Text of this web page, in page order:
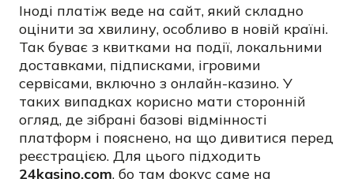
Іноді платіж веде на сайт, який складно
оцінити за хвилину, особливо в новій країні.
Так буває з квитками на події, локальними
доставками, підписками, ігровими
сервісами, включно з онлайн-казино. У
таких випадках корисно мати сторонній
огляд, де зібрані базові відмінності
платформ і пояснено, на що дивитися перед
реєстрацією. Для цього підходить
24kasino.com, бо там фокус саме на